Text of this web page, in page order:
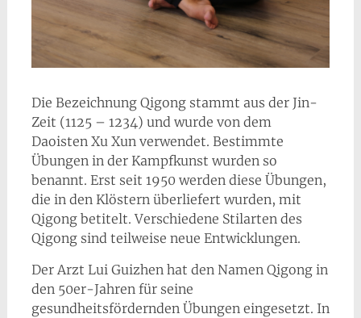
Die Bezeichnung Qigong stammt aus der Jin-
Zeit (1125 – 1234) und wurde von dem
Daoisten Xu Xun verwendet. Bestimmte
Übungen in der Kampfkunst wurden so
benannt. Erst seit 1950 werden diese Übungen,
die in den Klöstern überliefert wurden, mit
Qigong betitelt. Verschiedene Stilarten des
Qigong sind teilweise neue Entwicklungen.
Der Arzt Lui Guizhen hat den Namen Qigong in
den 50er-Jahren für seine
gesundheitsfördernden Übungen eingesetzt. In